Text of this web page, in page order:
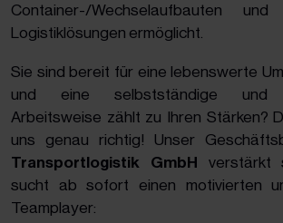
Container-/Wechselaufbauten und
Logistiklösungen ermöglicht.
Sie sind bereit für eine lebenswerte
und eine selbstständige und
Arbeitsweise zählt zu Ihren Stärken?
uns genau richtig! Unser
Transportlogistik GmbH verstärkt
sucht ab sofort einen motivierten
Teamplayer: